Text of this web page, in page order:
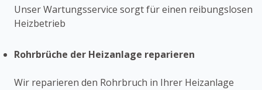
Unser Wartungsservice sorgt für einen reibungslosen
Heizbetrieb
Rohrbrüche der Heizanlage reparieren
Wir reparieren den Rohrbruch in Ihrer Heizanlage